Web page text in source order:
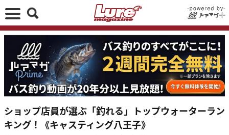
ショップ店員が選ぶ「釣れる」トップウォーターラン
キング！《キャスティング八王子》